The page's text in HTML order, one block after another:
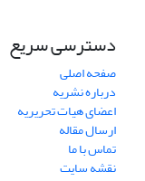
دسترسی سریع
صفحه اصلی
درباره نشریه
اعضای هیات تحریریه
ارسال مقاله
تماس با ما
نقشه سایت